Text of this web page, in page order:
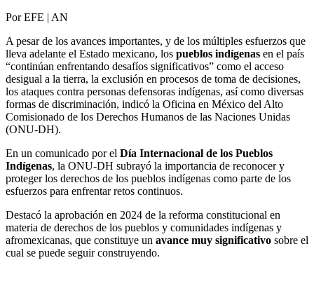
Por EFE | AN
A pesar de los avances importantes, y de los múltiples esfuerzos que
lleva adelante el Estado mexicano, los pueblos indígenas en el país
“continúan enfrentando desafíos significativos” como el acceso
desigual a la tierra, la exclusión en procesos de toma de decisiones,
los ataques contra personas defensoras indígenas, así como diversas
formas de discriminación, indicó la Oficina en México del Alto
Comisionado de los Derechos Humanos de las Naciones Unidas
(ONU-DH).
En un comunicado por el Día Internacional de los Pueblos
Indígenas, la ONU-DH subrayó la importancia de reconocer y
proteger los derechos de los pueblos indígenas como parte de los
esfuerzos para enfrentar retos continuos.
Destacó la aprobación en 2024 de la reforma constitucional en
materia de derechos de los pueblos y comunidades indígenas y
afromexicanas, que constituye un avance muy significativo sobre el
cual se puede seguir construyendo.